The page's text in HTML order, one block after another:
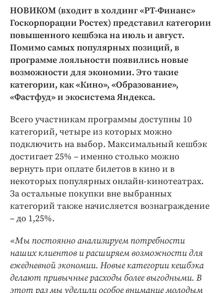
Экономика и бизнес
ПРОЕКТЫ
Блоги
Издания
Медиаперсона
Интересное чтиво
Бренд года
Работодатель года
НОВИКОМ (входит в холдинг «РТ-Финанс»
Госкорпорации Ростех) представил категории
повышенного кешбэка на июль и август.
Помимо самых популярных позиций, в
программе лояльности появились новые
возможности для экономии. Это такие
категории, как «Кино», «Образование»,
«Фастфуд» и экосистема Яндекса.
Всего участникам программы доступны 10
категорий, четыре из которых можно
подключить на выбор. Максимальный кешбэк
достигает 25% – именно столько можно
вернуть при оплате билетов в кино и в
некоторых популярных онлайн-кинотеатрах.
За остальные покупки вне выбранных
категорий также начисляется вознаграждение
– до 1,25%.
«Мы постоянно анализируем потребности
наших клиентов и расширяем возможности для
ежедневной экономии. Новые категории кешбэка
делают привычные расходы более выгодными. В
этот раз мы уделили особое внимание молодым